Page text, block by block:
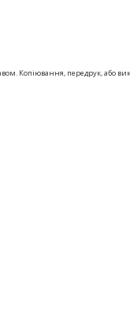
Копіювання, передрук, або